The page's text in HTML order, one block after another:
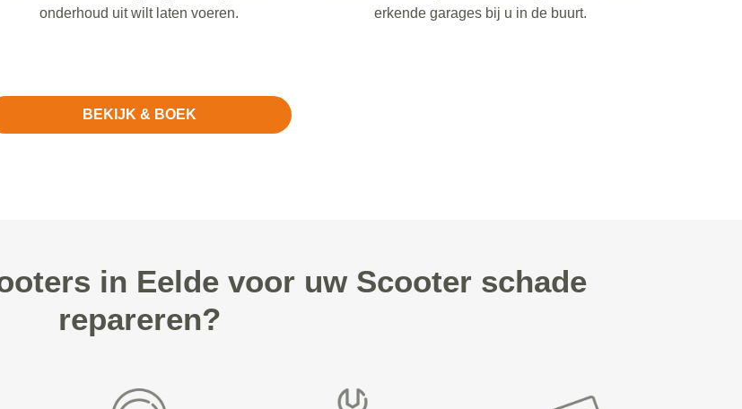
onderhoud uit wilt laten voeren.
erkende garages bij u in de buurt.
BEKIJK & BOEK
in Eelde voor uw Scooter schade
repareren?